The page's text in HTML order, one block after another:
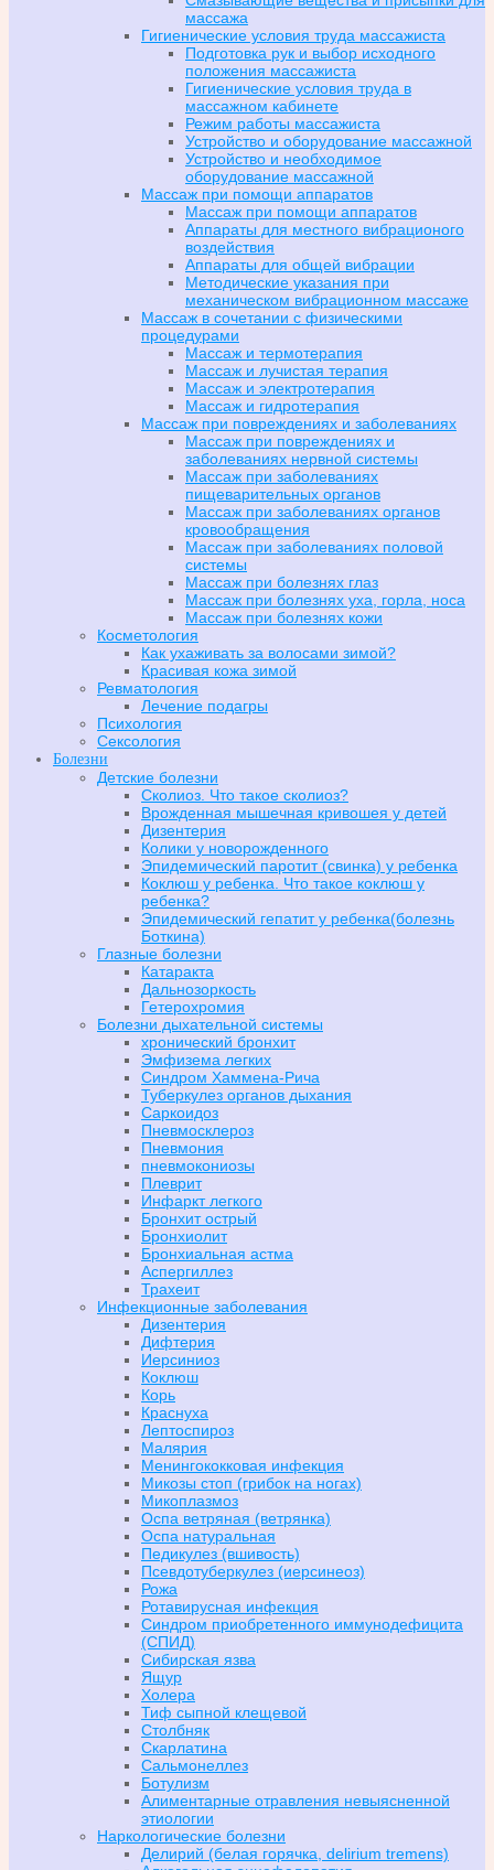
массажа
Гигиенические условия труда массажиста
Подготовка рук и выбор исходного
положения массажиста
Гигиенические условия труда в
массажном кабинете
Режим работы массажиста
Устройство и оборудование массажной
Устройство и необходимое
оборудование массажной
Массаж при помощи аппаратов
Массаж при помощи аппаратов
Аппараты для местного вибрационого
воздействия
Аппараты для общей вибрации
Методические указания при
механическом вибрационном массаже
Массаж в сочетании с физическими
процедурами
Массаж и термотерапия
Массаж и лучистая терапия
Массаж и электротерапия
Массаж и гидротерапия
Массаж при повреждениях и заболеваниях
Массаж при повреждениях и
заболеваниях нервной системы
Массаж при заболеваниях
пищеварительных органов
Массаж при заболеваниях органов
кровообращения
Массаж при заболеваниях половой
системы
Массаж при болезнях глаз
Массаж при болезнях уха, горла, носа
Массаж при болезнях кожи
Косметология
Как ухаживать за волосами зимой?
Красивая кожа зимой
Ревматология
Лечение подагры
Психология
Сексология
Болезни
Детские болезни
Сколиоз. Что такое сколиоз?
Врожденная мышечная кривошея у детей
Дизентерия
Колики у новорожденного
Эпидемический паротит (свинка) у ребенка
Коклюш у ребенка. Что такое коклюш у
ребенка?
Эпидемический гепатит у ребенка(болезнь
Боткина)
Глазные болезни
Катаракта
Дальнозоркость
Гетерохромия
Болезни дыхательной системы
хронический бронхит
Эмфизема легких
Синдром Хаммена-Рича
Туберкулез органов дыхания
Саркоидоз
Пневмосклероз
Пневмония
пневмокониозы
Плеврит
Инфаркт легкого
Бронхит острый
Бронхиолит
Бронхиальная астма
Аспергиллез
Трахеит
Инфекционные заболевания
Дизентерия
Дифтерия
Иерсиниоз
Коклюш
Корь
Краснуха
Лептоспироз
Малярия
Менингококковая инфекция
Микозы стоп (грибок на ногах)
Микоплазмоз
Оспа ветряная (ветрянка)
Оспа натуральная
Педикулез (вшивость)
Псевдотуберкулез (иерсинеоз)
Рожа
Ротавирусная инфекция
Синдром приобретенного иммунодефицита
(СПИД)
Сибирская язва
Ящур
Холера
Тиф сыпной клещевой
Столбняк
Скарлатина
Сальмонеллез
Ботулизм
Алиментарные отравления невыясненной
этиологии
Наркологические болезни
Делирий (белая горячка, delirium tremens)